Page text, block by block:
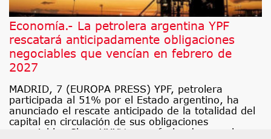
Economía.- La petrolera argentina YPF
rescatará anticipadamente obligaciones
negociables que vencían en febrero de
2027
MADRID, 7 (EUROPA PRESS) YPF, petrolera
participada al 51% por el Estado argentino, ha
anunciado el rescate anticipado de la totalidad del
capital en circulación de sus obligaciones
negociables Clase XXXV, cuya fecha de pago ha